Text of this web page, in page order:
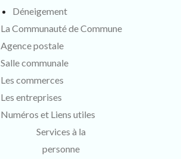
Déneigement
La Communauté de Commune
Agence postale
Salle communale
Les commerces
Les entreprises
Numéros et Liens utiles
Services à la
personne